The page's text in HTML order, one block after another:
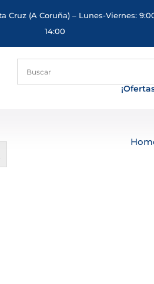
Cruz (A Coruña) – Lunes-Viernes:
14:00